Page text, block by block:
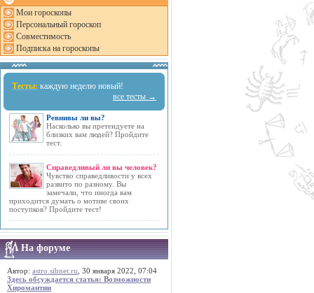
Мои гороскопы
Персональный гороскоп
Совместимость
Подписка на гороскопы
Тесты: каждую неделю новый!
все тесты →
Ревнивы ли вы?
Насколько вы претендуете на
близких вам людей? Пройдите
тест.
Справедливый ли вы человек?
Чувство справедливости у всех
развито по разному. Вы
замечали, что иногда вам
приходится думать о мотиве своих
поступков? Пройдите тест!
На форуме
Автор: astro.sibnet.ru , 30 января 2022, 07:04
Здесь обсуждается статья: Возможности
Хиромантии